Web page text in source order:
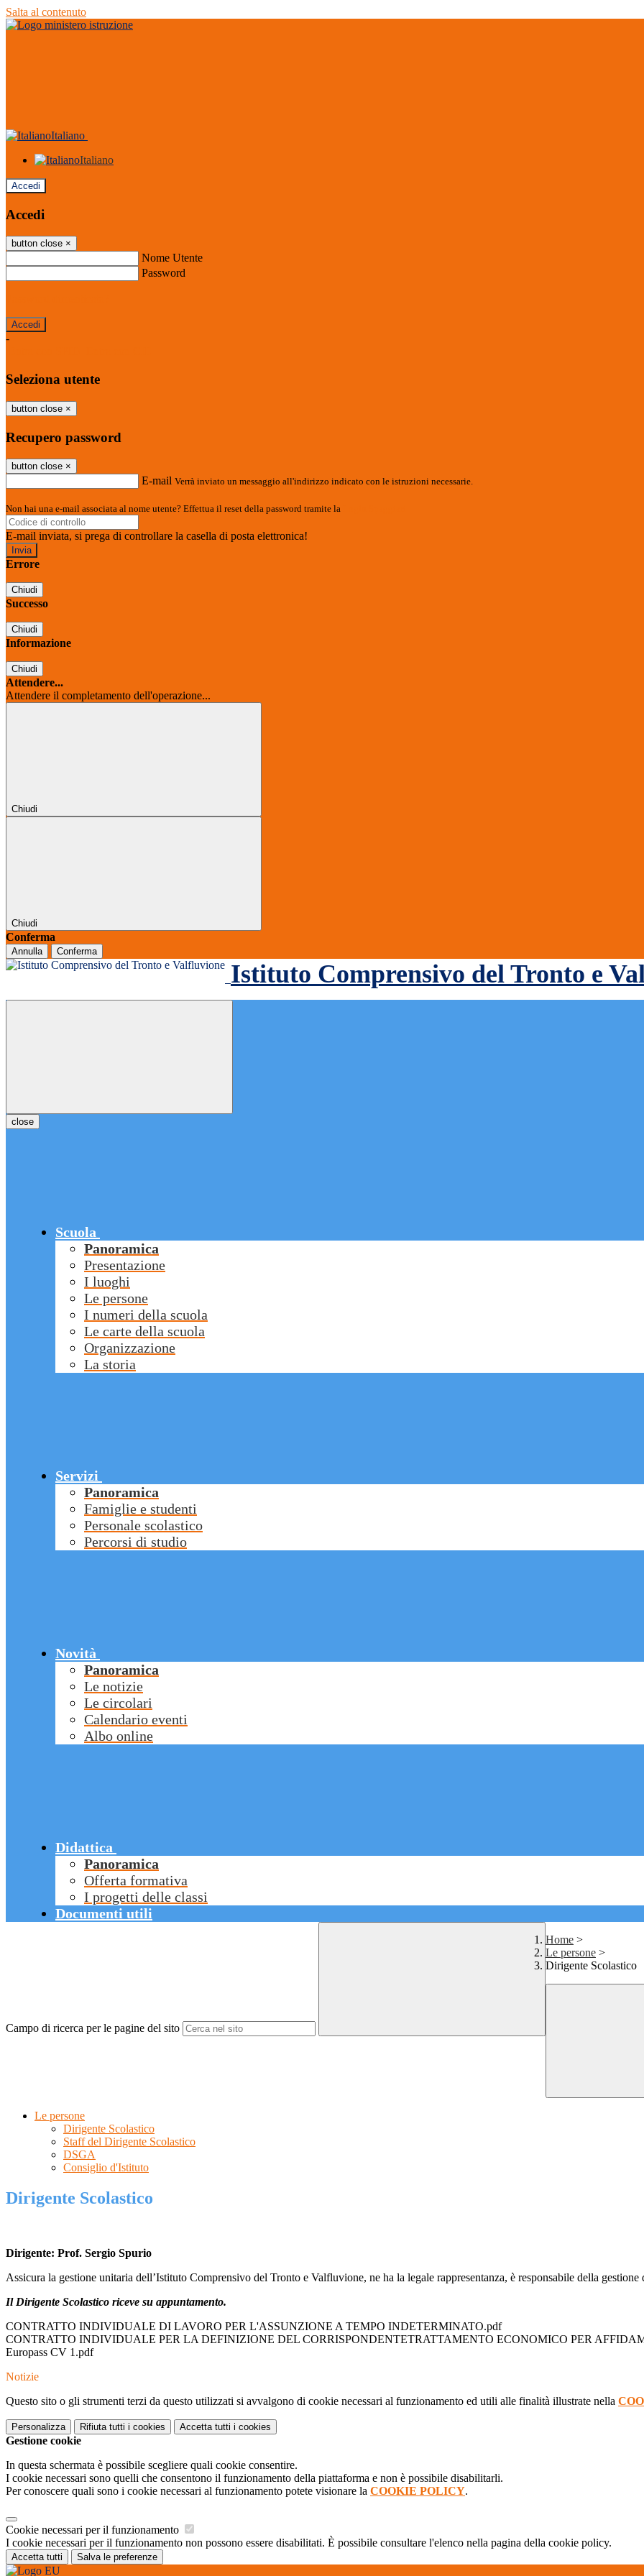
Salta al contenuto
Italiano
Italiano
Accedi
Accedi
button close ×
Nome Utente
Password
-
Seleziona utente
button close ×
Recupero password
button close ×
E-mail Verrà inviato un messaggio all'indirizzo indicato con le istruzioni necessarie.
Non hai una e-mail associata al nome utente? Effettua il reset della password tramite la
E-mail inviata, si prega di controllare la casella di posta elettronica!
Errore
Chiudi
Successo
Chiudi
Informazione
Chiudi
Attendere...
Attendere il completamento dell'operazione...
Chiudi
Chiudi
Conferma
Annulla Conferma
Istituto Comprensivo del Tronto e
close
Scuola
Panoramica
Presentazione
I luoghi
Le persone
I numeri della scuola
Le carte della scuola
Organizzazione
La storia
Servizi
Panoramica
Famiglie e studenti
Personale scolastico
Percorsi di studio
Novità
Panoramica
Le notizie
Le circolari
Calendario eventi
Albo online
Didattica
Panoramica
Offerta formativa
I progetti delle classi
Documenti utili
Campo di ricerca per le pagine del sito
Home >
Le persone >
Dirigente Scolastico
Le persone
Dirigente Scolastico
Staff del Dirigente Scolastico
DSGA
Consiglio d'Istituto
Dirigente Scolastico
Dirigente: Prof. Sergio Spurio
Assicura la gestione unitaria dell’Istituto Comprensivo del Tronto e Valfluvione, ne ha la legale rappresentanza, è responsabile della
Il Dirigente Scolastico riceve su appuntamento.
CONTRATTO INDIVIDUALE DI LAVORO PER L'ASSUNZIONE A TEMPO INDETERMINATO.pdf
CONTRATTO INDIVIDUALE PER LA DEFINIZIONE DEL CORRISPONDENTETRATTAMENTO ECONOMICO PER
Europass CV 1.pdf
Notizie
Questo sito o gli strumenti terzi da questo utilizzati si avvalgono di cookie necessari al funzionamento ed utili alle finalità illustrate nella
Personalizza Rifiuta tutti i cookies Accetta tutti i cookies
Gestione cookie
In questa schermata è possibile scegliere quali cookie consentire.
I cookie necessari sono quelli che consentono il funzionamento della piattaforma e non è possibile disabilitarli.
Per conoscere quali sono i cookie necessari al funzionamento potete visionare la COOKIE POLICY.
Cookie necessari per il funzionamento
I cookie necessari per il funzionamento non possono essere disabilitati. È possibile consultare l'elenco nella pagina della cookie policy.
Accetta tutti Salva le preferenze